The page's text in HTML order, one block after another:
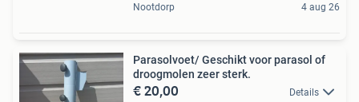
Nootdorp 4 aug 26
Parasolvoet/ Geschikt voor parasol of
droogmolen zeer sterk.
€ 20,00 Details